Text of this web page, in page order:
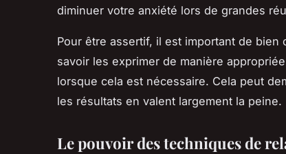
diminuer votre anxiété lors de grandes
Pour être assertif, il est important de
savoir les exprimer de manière
lorsque cela est nécessaire. Cela peut
les résultats en valent largement la peine.
Le pouvoir des techniques de